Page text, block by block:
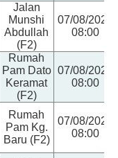
Jalan
Munshi
Abdullah
(F2)
07/08/2026
08:00
Rumah
Pam Dato
Keramat
(F2)
07/08/2026
08:00
Rumah
Pam Kg.
Baru (F2)
07/08/2026
08:00